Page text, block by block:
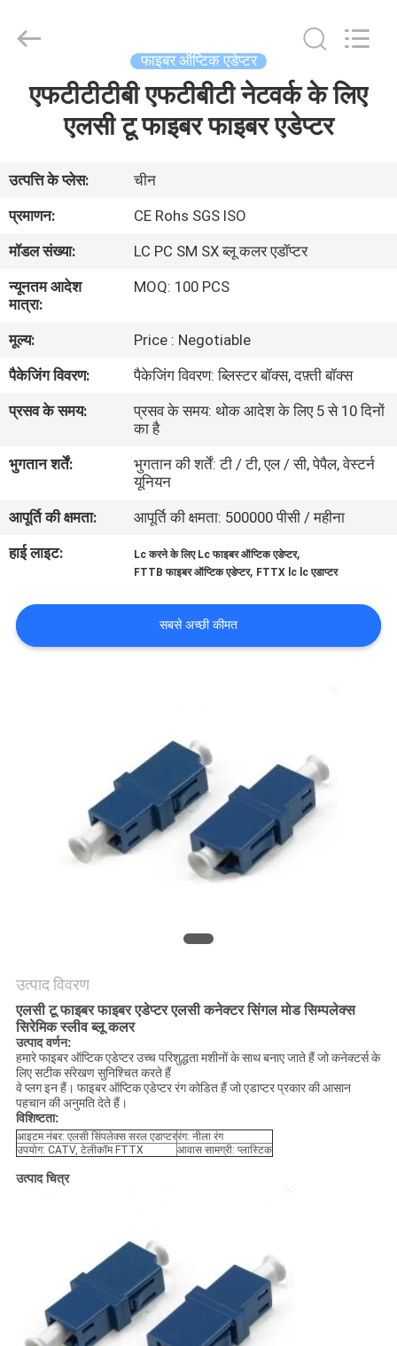
हमारे
बारे
कारखाना
भ्रमण
गुणवत्ता
नियंत्रण
संपर्क
करें
मामलों
Co.,Ltd..
फाइबर ऑप्टिक एडेप्टर
एफटीटीटीबी एफटीबीटी नेटवर्क के लिए
एलसी टू फाइबर फाइबर एडेप्टर
उत्पत्ति के प्लेस:
चीन
प्रमाणन:
CE Rohs SGS ISO
मॉडल संख्या:
LC PC SM SX ब्लू कलर एडॉप्टर
न्यूनतम आदेश
मात्रा:
MOQ: 100 PCS
मूल्य:
Price : Negotiable
पैकेजिंग विवरण:
पैकेजिंग विवरण: ब्लिस्टर बॉक्स, दफ़्ती बॉक्स
प्रसव के समय:
प्रसव के समय: थोक आदेश के लिए 5 से 10 दिनों
का है
भुगतान शर्तें:
भुगतान की शर्तें: टी / टी, एल / सी, पेपैल, वेस्टर्न
यूनियन
आपूर्ति की क्षमता:
आपूर्ति की क्षमता: 500000 पीसी / महीना
हाई लाइट:
Lc करने के लिए Lc फाइबर ऑप्टिक एडेप्टर,
FTTB फाइबर ऑप्टिक एडेप्टर, FTTX lc lc एडाप्टर
सबसे अच्छी कीमत
उत्पाद विवरण
एलसी टू फाइबर फाइबर एडेप्टर एलसी कनेक्टर सिंगल मोड सिम्पलेक्स
सिरेमिक स्लीव ब्लू कलर
उत्पाद वर्णन:
हमारे फाइबर ऑप्टिक एडेप्टर उच्च परिशुद्धता मशीनों के साथ बनाए जाते हैं जो कनेक्टर्स के
लिए सटीक संरेखण सुनिश्चित करते हैं
वे प्लग इन हैं। फाइबर ऑप्टिक एडेप्टर रंग कोडित हैं जो एडाप्टर प्रकार की आसान
पहचान की अनुमति देते हैं।
विशिष्टता:
आइटम नंबर: एलसी सिंपलेक्स सरल एडाप्टररंग: नीला रंग
उपयोग: CATV, टेलीकॉम FTTX
आवास सामग्री: प्लास्टिक
उत्पाद चित्र